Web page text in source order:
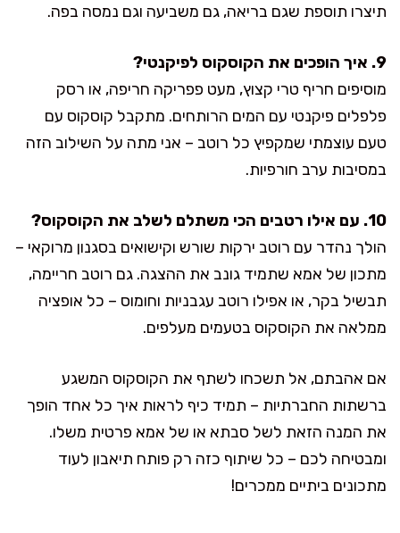
תיצרו תוספת שגם בריאה, גם משביעה וגם נמסה בפה.
9. איך הופכים את הקוסקוס לפיקנטי?
מוסיפים חריף טרי קצוץ, מעט פפריקה חריפה, או רסק
פלפלים פיקנטי עם המים הרותחים. מתקבל קוסקוס עם
טעם עוצמתי שמקפיץ כל רוטב – אני מתה על השילוב הזה
במסיבות ערב חורפיות.
10. עם אילו רטבים הכי משתלם לשלב את הקוסקוס?
הולך נהדר עם רוטב ירקות שורש וקישואים בסגנון מרוקאי –
מתכון של אמא שתמיד גונב את ההצגה. גם רוטב חריימה,
תבשיל בקר, או אפילו רוטב עגבניות וחומוס – כל אופציה
ממלאה את הקוסקוס בטעמים מעלפים.
אם אהבתם, אל תשכחו לשתף את הקוסקוס המשגע
ברשתות החברתיות – תמיד כיף לראות איך כל אחד הופך
את המנה הזאת לשל סבתא או של אמא פרטית משלו.
ומבטיחה לכם – כל שיתוף כזה רק פותח תיאבון לעוד
מתכונים ביתיים ממכרים!